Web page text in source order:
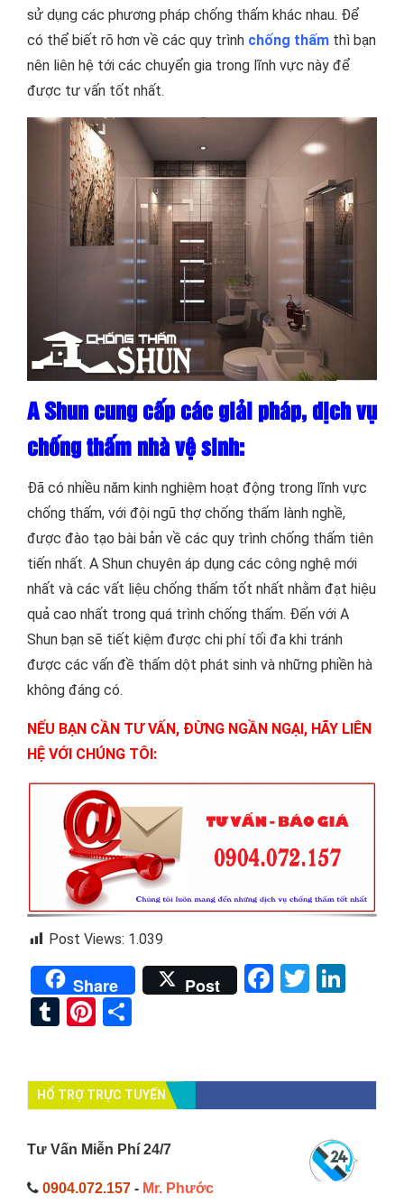
sử dụng các phương pháp chống thấm khác nhau. Để
có thể biết rõ hơn về các quy trình chống thấm thì bạn
nên liên hệ tới các chuyển gia trong lĩnh vực này để
được tư vấn tốt nhất.
A Shun cung cấp các giải pháp, dịch vụ
chống thấm nhà vệ sinh:
Đã có nhiều năm kinh nghiệm hoạt động trong lĩnh vực
chống thấm, với đội ngũ thợ chống thấm lành nghề,
được đào tạo bài bản về các quy trình chống thấm tiên
tiến nhất. A Shun chuyên áp dụng các công nghệ mới
nhất và các vất liệu chống thấm tốt nhất nhằm đạt hiệu
quả cao nhất trong quá trình chống thấm. Đến với A
Shun bạn sẽ tiết kiệm được chi phí tối đa khi tránh
được các vấn đề thấm dột phát sinh và những phiền hà
không đáng có.
NẾU BẠN CẦN TƯ VẤN, ĐỪNG NGẦN NGẠI, HÃY LIÊN
HỆ VỚI CHÚNG TÔI:
Post Views: 1.039
Share Post Facebook
Twitter
TumblrPinterest
HỔ TRỢ TRỰC TUYẾN
Tư Vấn Miễn Phí 24/7
0904.072.157 - Mr. Phước